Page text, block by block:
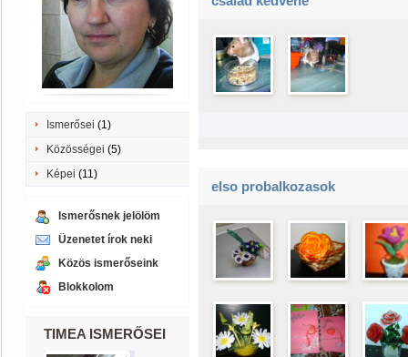
Ismerősei (1)
Közösségei (5)
Képei (11)
Ismerősnek jelölöm
Üzenetet írok neki
Közös ismerőseink
Blokkolom
TIMEA ISMERŐSEI
elso probalkozasok